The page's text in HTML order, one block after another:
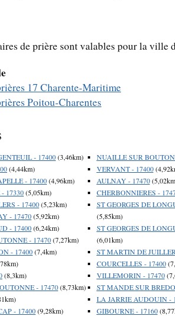
de prière sont valables pour la ville
17 Charente-Maritime
Poitou-Charentes
- 17400(3,46km)
(4,44km)
- 17400(4,96km)
17330(5,05km)
- 17400(5,23km)
- 17470(5,92km)
- 17400(6,24km)
- 17470(7,27km)
- 17400(7,4km)
(8,3km)
- 17470(8,73km)
- 17400(9,28km)
NUAILLE SUR
VERVANT - 17400
AULNAY - 17470
CHERBONNIERES -
ST GEORGES DE
(5,85km)
ST GEORGES DE
(6,01km)
ST MARTIN DE
COURCELLES - 17400
VILLEMORIN - 17470
ST MANDE SUR
LA JARRIE AUDOUIN -
GIBOURNE - 17160